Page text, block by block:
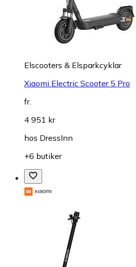
Elscooters & Elsparkcyklar
Xiaomi Electric Scooter 5 Pro
fr.
4 951 kr
hos DressInn
+6 butiker